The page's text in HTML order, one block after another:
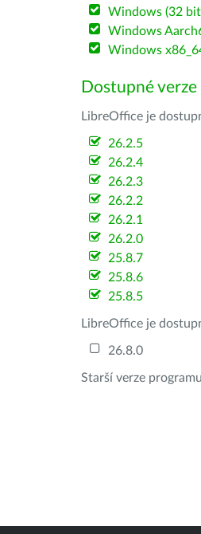
Windows (32
Windows
Windows
Dostupné verze
LibreOffice je
26.2.5
26.2.4
26.2.3
26.2.2
26.2.1
26.2.0
25.8.7
25.8.6
25.8.5
LibreOffice je
26.8.0
Starší verze